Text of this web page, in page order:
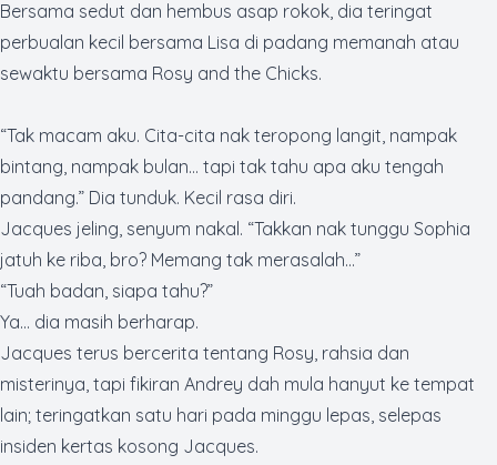
Bersama sedut dan hembus asap rokok, dia teringat
perbualan kecil bersama Lisa di padang memanah atau
sewaktu bersama Rosy and the Chicks.
“Tak macam aku. Cita-cita nak teropong langit, nampak
bintang, nampak bulan… tapi tak tahu apa aku tengah
pandang.” Dia tunduk. Kecil rasa diri.
Jacques jeling, senyum nakal. “Takkan nak tunggu Sophia
jatuh ke riba, bro? Memang tak merasalah…”
“Tuah badan, siapa tahu?”
Ya… dia masih berharap.
Jacques terus bercerita tentang Rosy, rahsia dan
misterinya, tapi fikiran Andrey dah mula hanyut ke tempat
lain; teringatkan satu hari pada minggu lepas, selepas
insiden kertas kosong Jacques.